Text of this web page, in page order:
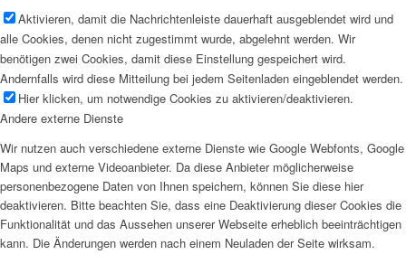
Aktivieren, damit die Nachrichtenleiste dauerhaft ausgeblendet wird und
alle Cookies, denen nicht zugestimmt wurde, abgelehnt werden. Wir
benötigen zwei Cookies, damit diese Einstellung gespeichert wird.
Andernfalls wird diese Mitteilung bei jedem Seitenladen eingeblendet werden.
Hier klicken, um notwendige Cookies zu aktivieren/deaktivieren.
Andere externe Dienste
Wir nutzen auch verschiedene externe Dienste wie Google Webfonts, Google
Maps und externe Videoanbieter. Da diese Anbieter möglicherweise
personenbezogene Daten von Ihnen speichern, können Sie diese hier
deaktivieren. Bitte beachten Sie, dass eine Deaktivierung dieser Cookies die
Funktionalität und das Aussehen unserer Webseite erheblich beeinträchtigen
kann. Die Änderungen werden nach einem Neuladen der Seite wirksam.